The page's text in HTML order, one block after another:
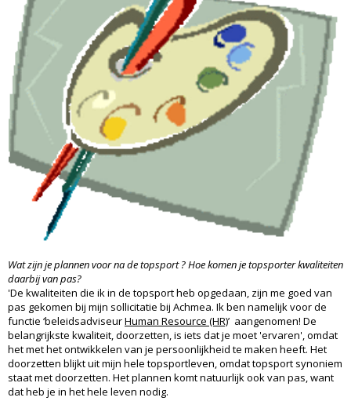
Wat zijn je plannen voor na de topsport ? Hoe komen je topsporter kwaliteiten
daarbij van pas?
'De kwaliteiten die ik in de topsport heb opgedaan, zijn me goed van
pas gekomen bij mijn sollicitatie bij Achmea. Ik ben namelijk voor de
functie ‘beleidsadviseurHuman Resource (HR)’ aangenomen! De
belangrijkste kwaliteit, doorzetten, is iets dat je moet 'ervaren', omdat
het met het ontwikkelen van je persoonlijkheid te maken heeft. Het
doorzetten blijkt uit mijn hele topsportleven, omdat topsport synoniem
staat met doorzetten. Het plannen komt natuurlijk ook van pas, want
dat heb je in het hele leven nodig.